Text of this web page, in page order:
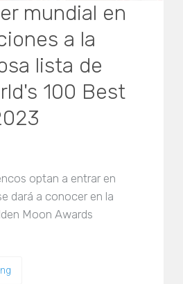
mundial en
a la
lista de
100 Best
optan a entrar en
dará a conocer en la
Moon Awards